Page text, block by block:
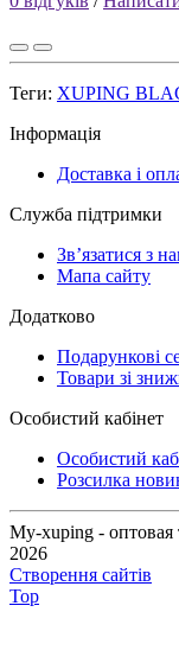
Теги: XUPING
Інформація
Доставка і
Служба підтримки
Зв’язатися з
Мапа сайту
Додатково
Подарункові
Товари зі
Особистий кабінет
Особистий
Розсилка
My-xuping - оптовая
2026
Створення сайтів
Top